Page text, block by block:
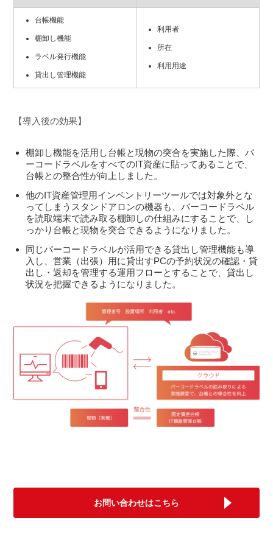
台帳機能
棚卸し機能
ラベル発行機能
貸出し管理機能
利用者
所在
利用用途
【導入後の効果】
棚卸し機能を活用し台帳と現物の突合を実施した際、バ
ーコードラベルをすべてのIT資産に貼ってあることで、
台帳との整合性が向上しました。
他のIT資産管理用インベントリーツールでは対象外とな
ってしまうスタンドアロンの機器も、バーコードラベル
を読取端末で読み取る棚卸しの仕組みにすることで、し
っかり台帳と現物を突合できるようになりました。
同じバーコードラベルが活用できる貸出し管理機能も導
入し、営業（出張）用に貸出すPCの予約状況の確認・貸
出し・返却を管理する運用フローとすることで、貸出し
状況を把握できるようになりました。
お問い合わせはこちら